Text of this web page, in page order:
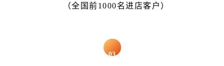
（全国前1000名进店客户）
03